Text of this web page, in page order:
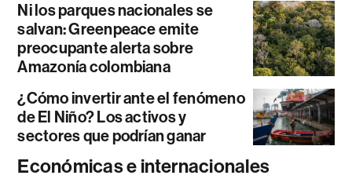
Ni los parques nacionales se
salvan: Greenpeace emite
preocupante alerta sobre
Amazonía colombiana
¿Cómo invertir ante el fenómeno
de El Niño? Los activos y
sectores que podrían ganar
Económicas e internacionales